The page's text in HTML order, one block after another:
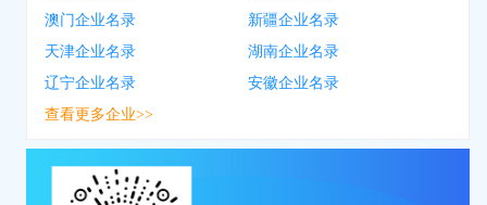
澳门企业名录
新疆企业名录
天津企业名录
湖南企业名录
辽宁企业名录
安徽企业名录
查看更多企业>>